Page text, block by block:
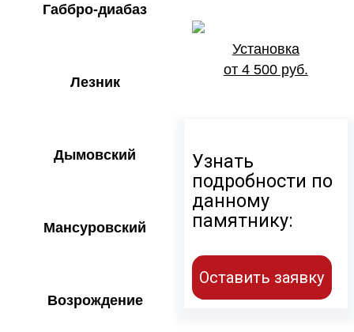
Установка
от 4 500 руб.
Узнать
подробности по
данному
памятнику:
Оставить заявку
Габбро-диабаз
Лезник
Дымовский
Мансуровский
Возрождение